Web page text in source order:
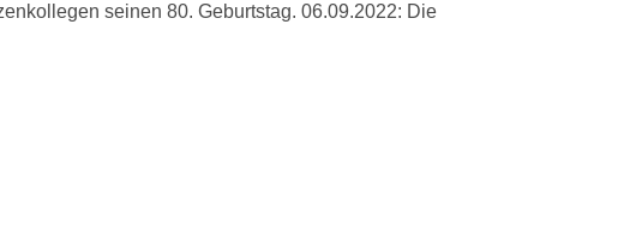
seinen 80. Geburtstag. 06.09.2022: Die